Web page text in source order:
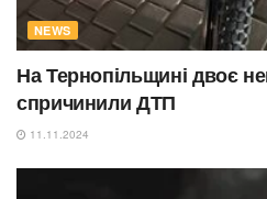
NEWS
На Тернопільщині двоє
спричинили ДТП
11.11.2024